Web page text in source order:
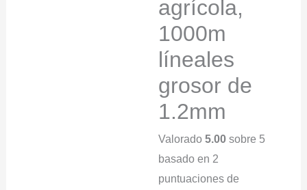
agrícola,
1000m
líneales
grosor de
1.2mm
Valorado5.00 sobre 5
basado en 2
puntuaciones de